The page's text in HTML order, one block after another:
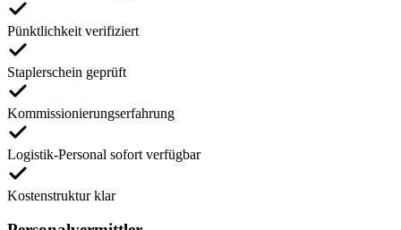
Pünktlichkeit verifiziert
Staplerschein geprüft
Kommissionierungserfahrung
Logistik-Personal sofort verfügbar
Kostenstruktur klar